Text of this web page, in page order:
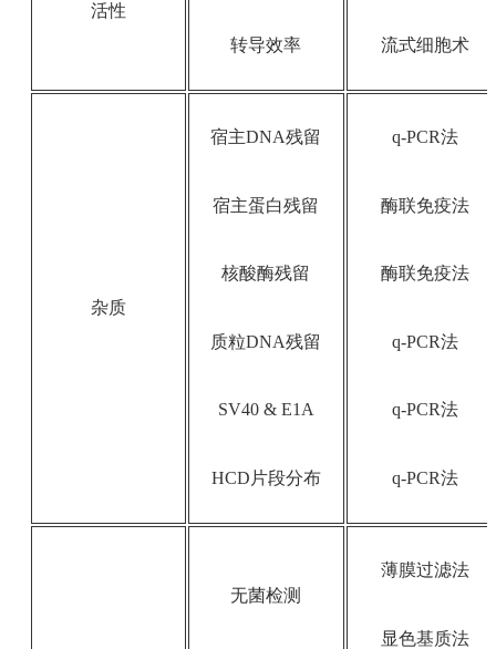
活性
转导效率 流式细胞术
杂质
宿主DNA残留
宿主蛋白残留
核酸酶残留
质粒DNA残留
SV40 & E1A
HCD片段分布
q-PCR法
酶联免疫法
酶联免疫法
q-PCR法
q-PCR法
q-PCR法
无菌检测
薄膜过滤法
显色基质法